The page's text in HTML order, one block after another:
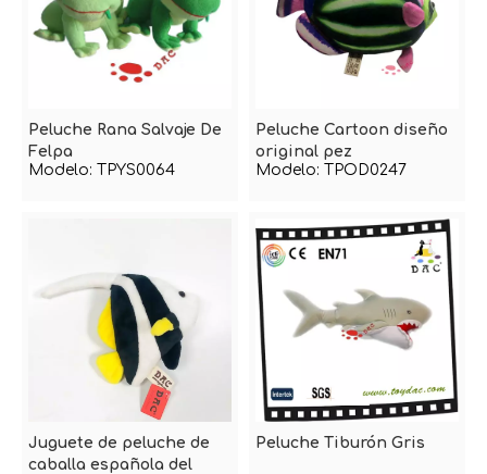
Peluche Rana Salvaje De
Felpa
Modelo: TPYS0064
Peluche Cartoon diseño
original pez
Modelo: TPOD0247
Juguete de peluche de
caballa española del
Peluche Tiburón Gris